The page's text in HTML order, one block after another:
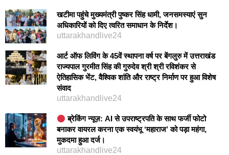
खटीमा पहुंचे मुख्यमंत्री पुष्कर सिंह धामी, जनसमस्याएं सुन
अधिकारियों को दिए त्वरित समाधान के निर्देश।
uttarakhandlive24
आर्ट ऑफ लिविंग के 45वें स्थापना वर्ष पर बेंगलुरु में उत्तराखंड
राज्यपाल गुरमीत सिंह की गुरुदेव श्री श्री रविशंकर से
ऐतिहासिक भेंट, वैश्विक शांति और राष्ट्र निर्माण पर हुआ विशेष
संवाद
uttarakhandlive24
ब्रेकिंग न्यूज़: AI से उपराष्ट्रपति के साथ फर्जी फोटो
बनाकर वायरल करना एक स्वयंभू ‘महाराज’ को पड़ा महंगा,
मुकदमा हुआ दर्ज।
uttarakhandlive24